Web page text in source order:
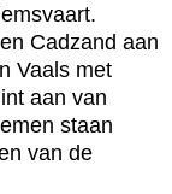
Cadzand aan
Vaals met
aan van
staan
van de